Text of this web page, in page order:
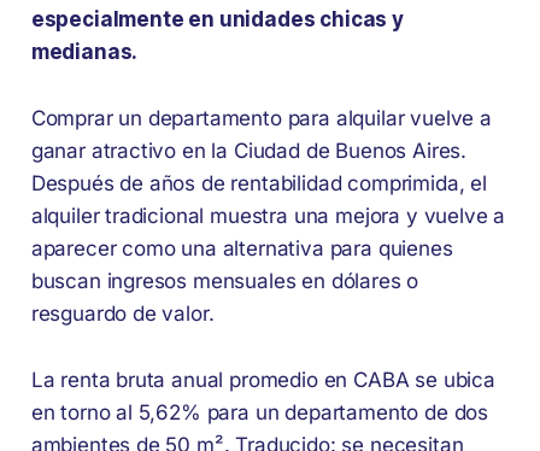
especialmente en unidades chicas y
medianas.
Comprar un departamento para alquilar vuelve a
ganar atractivo en la Ciudad de Buenos Aires.
Después de años de rentabilidad comprimida, el
alquiler tradicional muestra una mejora y vuelve a
aparecer como una alternativa para quienes
buscan ingresos mensuales en dólares o
resguardo de valor.
La renta bruta anual promedio en CABA se ubica
en torno al 5,62% para un departamento de dos
ambientes de 50 m². Traducido: se necesitan